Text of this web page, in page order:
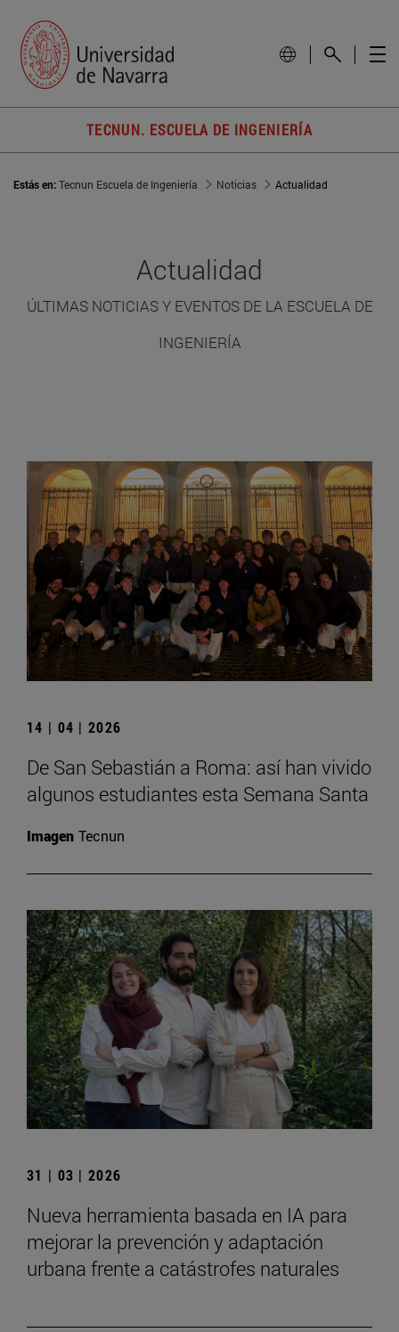
TECNUN. ESCUELA DE INGENIERÍA
Estás en:Tecnun Escuela de Ingeniería Noticias Actualidad
Actualidad
ÚLTIMAS NOTICIAS Y EVENTOS DE LA ESCUELA DE
INGENIERÍA
14 | 04 | 2026
De San Sebastián a Roma: así han vivido
algunos estudiantes esta Semana Santa
Imagen Tecnun
31 | 03 | 2026
Nueva herramienta basada en IA para
mejorar la prevención y adaptación
urbana frente a catástrofes naturales